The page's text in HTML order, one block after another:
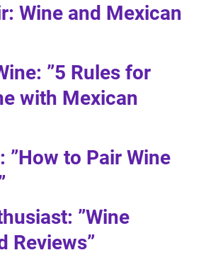
Wine and Mexican
”5 Rules for
with Mexican
”How to Pair Wine
”Wine
Reviews”